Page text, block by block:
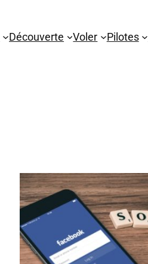
Découverte Voler Pilotes